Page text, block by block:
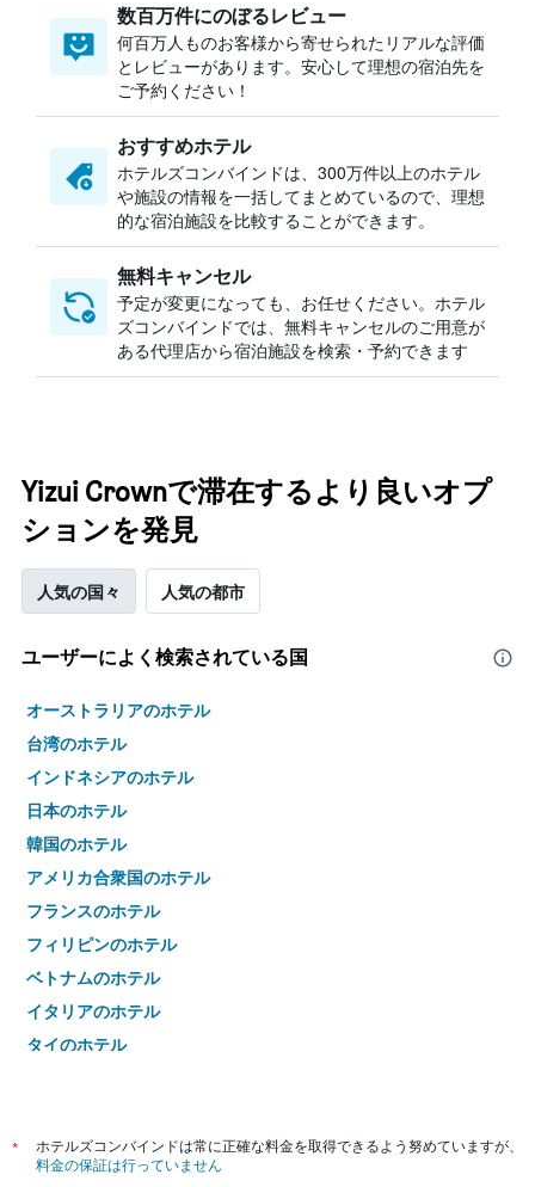
数百万件にのぼるレビュー
何百万人ものお客様から寄せられたリアルな評価
とレビューがあります。安心して理想の宿泊先を
ご予約ください！
おすすめホテル
ホテルズコンバインドは、300万件以上のホテル
や施設の情報を一括してまとめているので、理想
的な宿泊施設を比較することができます。
無料キャンセル
予定が変更になっても、お任せください。ホテル
ズコンバインドでは、無料キャンセルのご用意が
ある代理店から宿泊施設を検索・予約できます
Yizui Crownで滞在するより良いオプ
ションを発見
人気の国々 人気の都市
ユーザーによく検索されている国
オーストラリアのホテル
台湾のホテル
インドネシアのホテル
日本のホテル
韓国のホテル
アメリカ合衆国のホテル
フランスのホテル
フィリピンのホテル
ベトナムのホテル
イタリアのホテル
タイのホテル
*
ホテルズコンバインドは常に正確な料金を取得できるよう努めていますが、
料金の保証は行っていません